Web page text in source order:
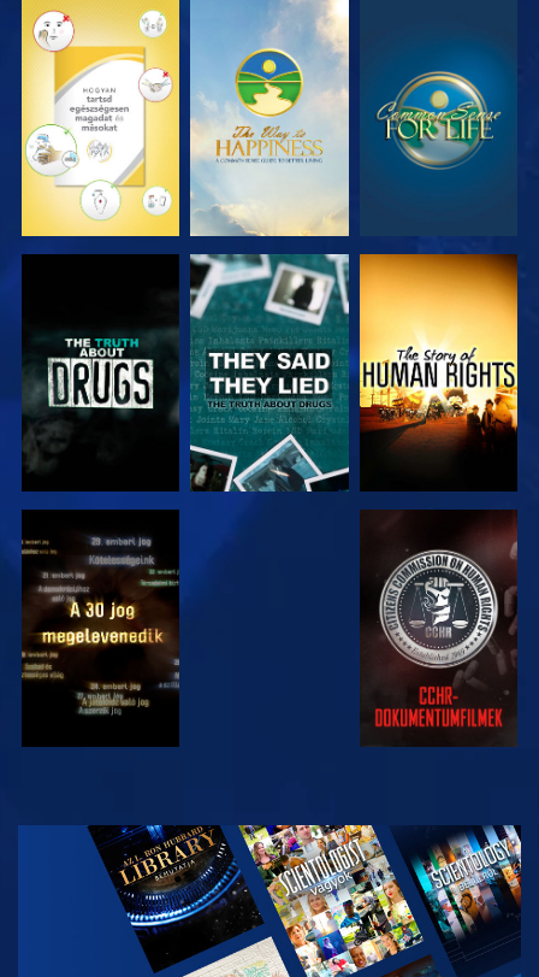
MŰSORNÉZÉS MŰSORNÉZÉS MŰSORNÉZÉS
MŰSORNÉZÉS MŰSORNÉZÉS MŰSORNÉZÉS
MŰSORNÉZÉS MŰSORNÉZÉS
MŰSORNÉZÉS
A SOROZAT
RÉSZEI